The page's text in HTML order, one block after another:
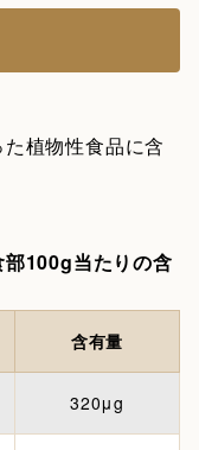
植物性食品に含
部100g当たりの含
含有量
320μg